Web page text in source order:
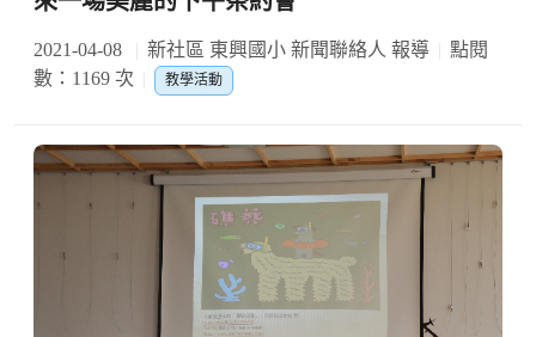
2021-04-08 新社區 東興國小 新聞聯絡人 報導
點閱
數：1169 次
教學活動